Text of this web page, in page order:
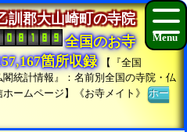
訓郡大山崎町の寺院
全国のお寺
箇所収録
【『全国
閣統計情報』：名前別全国の寺院・仏
ホームページ】《お寺メイト》ホー